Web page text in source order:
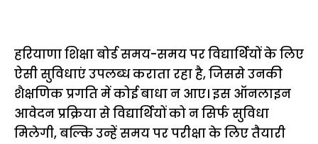
हरियाणा शिक्षा बोर्ड समय-समय पर विद्यार्थियों के लिए
ऐसी सुविधाएं उपलब्ध कराता रहा है, जिससे उनकी
शैक्षणिक प्रगति में कोई बाधा न आए। इस ऑनलाइन
आवेदन प्रक्रिया से विद्यार्थियों को न सिर्फ सुविधा
मिलेगी, बल्कि उन्हें समय पर परीक्षा के लिए तैयारी